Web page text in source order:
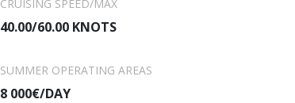
CRUISING SPEED/MAX
40.00/60.00 KNOTS
SUMMER OPERATING AREAS
8 000€/DAY